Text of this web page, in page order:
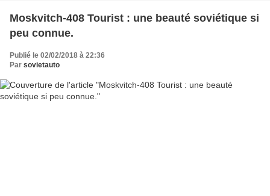
Moskvitch-408 Tourist : une beauté soviétique si
peu connue.
Publié le 02/02/2018 à 22:36
Par sovietauto